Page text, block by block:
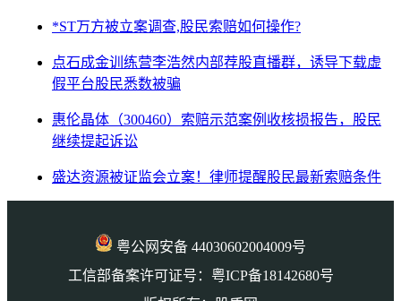
*ST万方被立案调查,股民索赔如何操作?
点石成金训练营李浩然内部荐股直播群，诱导下载虚
假平台股民悉数被骗
惠伦晶体（300460）索赔示范案例收核损报告，股民
继续提起诉讼
盛达资源被证监会立案！律师提醒股民最新索赔条件
粤公网安备 44030602004009号
工信部备案许可证号：粤ICP备18142680号